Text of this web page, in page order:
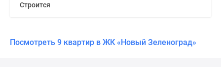
Строится
Посмотреть 9 квартир в ЖК «Новый Зеленоград»